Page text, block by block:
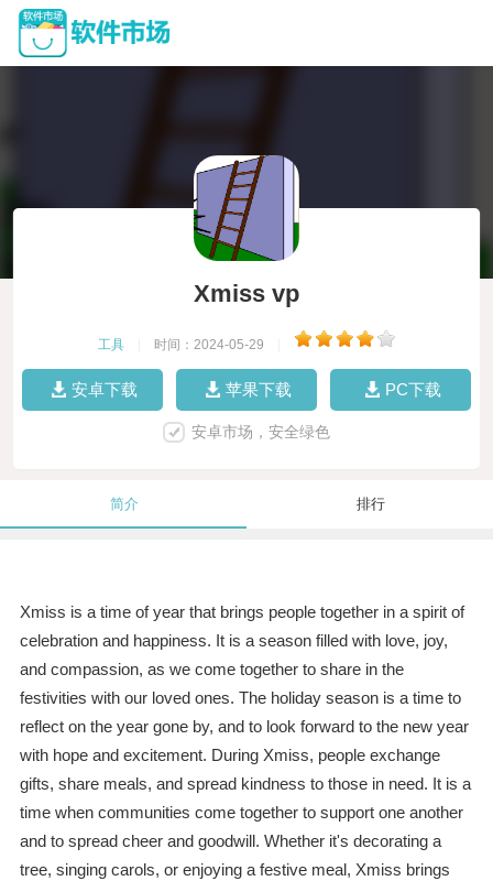
Xmiss vp
工具 时间：2024-05-29
安卓下载 苹果下载 PC下载
安卓市场，安全绿色
简介 排行
Xmiss is a time of year that brings people together in a spirit of
celebration and happiness. It is a season filled with love, joy,
and compassion, as we come together to share in the
festivities with our loved ones. The holiday season is a time to
reflect on the year gone by, and to look forward to the new year
with hope and excitement. During Xmiss, people exchange
gifts, share meals, and spread kindness to those in need. It is a
time when communities come together to support one another
and to spread cheer and goodwill. Whether it's decorating a
tree, singing carols, or enjoying a festive meal, Xmiss brings